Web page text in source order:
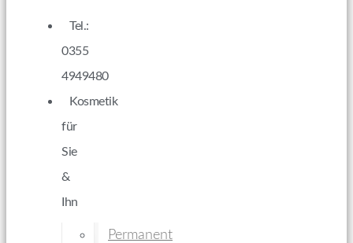
Tel.:
0355
4949480
Kosmetik
für
Sie
&
Ihn
Permanent